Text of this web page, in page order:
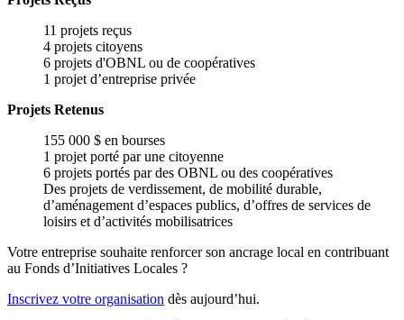
11 projets reçus
4 projets citoyens
6 projets d'OBNL ou de coopératives
1 projet d’entreprise privée
Projets Retenus
155 000 $ en bourses
1 projet porté par une citoyenne
6 projets portés par des OBNL ou des coopératives
Des projets de verdissement, de mobilité durable,
d’aménagement d’espaces publics, d’offres de services de
loisirs et d’activités mobilisatrices
Votre entreprise souhaite renforcer son ancrage local en contribuant
au Fonds d’Initiatives Locales ?
Inscrivez votre organisation dès aujourd’hui.